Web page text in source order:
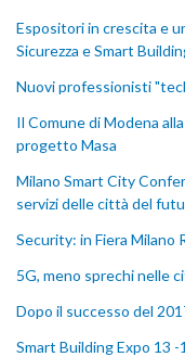
Espositori in crescita e
Sicurezza e Smart
Nuovi professionisti
Il Comune di Modena
progetto Masa
Milano Smart City
servizi delle città del
Security: in Fiera Milano
5G, meno sprechi nelle
Dopo il successo del
Smart Building Expo 13